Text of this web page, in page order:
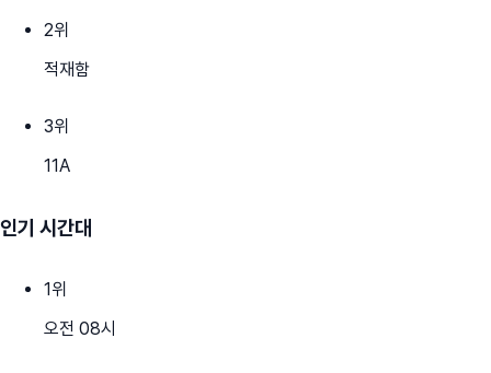
2위
적재함
3위
11A
인기 시간대
1위
오전 08시